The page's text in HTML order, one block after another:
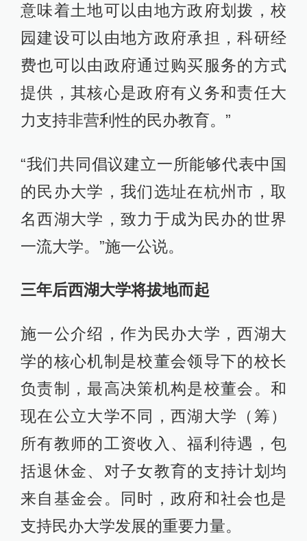
意味着土地可以由地方政府划拨，校
园建设可以由地方政府承担，科研经
费也可以由政府通过购买服务的方式
提供，其核心是政府有义务和责任大
力支持非营利性的民办教育。”
“我们共同倡议建立一所能够代表中国
的民办大学，我们选址在杭州市，取
名西湖大学，致力于成为民办的世界
一流大学。”施一公说。
三年后西湖大学将拔地而起
施一公介绍，作为民办大学，西湖大
学的核心机制是校董会领导下的校长
负责制，最高决策机构是校董会。和
现在公立大学不同，西湖大学（筹）
所有教师的工资收入、福利待遇，包
括退休金、对子女教育的支持计划均
来自基金会。同时，政府和社会也是
支持民办大学发展的重要力量。